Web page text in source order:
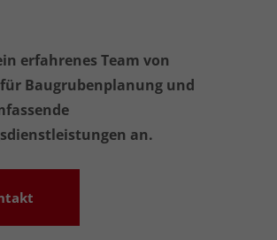
erfahrenes Team von
Baugrubenplanung und
an.